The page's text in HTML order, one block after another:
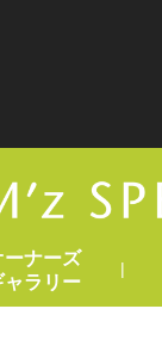
ーナーズ
ャラリー
|